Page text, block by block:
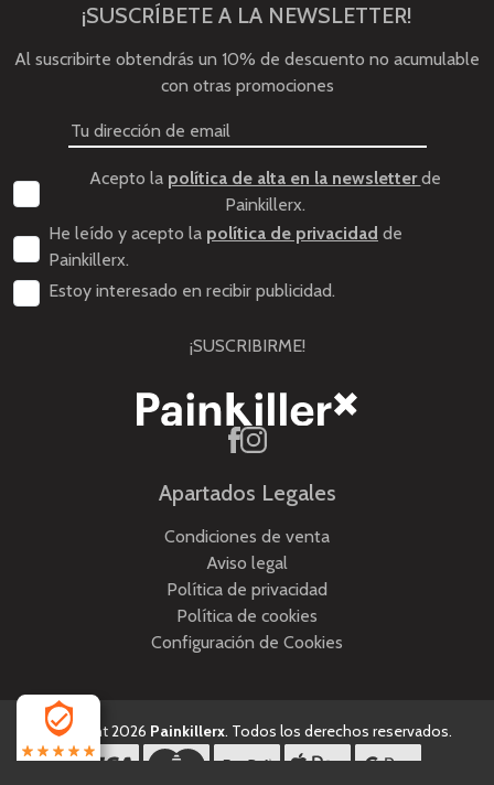
¡SUSCRÍBETE A LA NEWSLETTER!
Al suscribirte obtendrás un 10% de descuento no acumulable
con otras promociones
Acepto la política de alta en la newsletterde
Painkillerx.
He leído y acepto la política de privacidad de
Painkillerx.
Estoy interesado en recibir publicidad.
¡SUSCRIBIRME!
Apartados Legales
Condiciones de venta
Aviso legal
Política de privacidad
Política de cookies
Configuración de Cookies
Copyright 2026 Painkillerx. Todos los derechos reservados.